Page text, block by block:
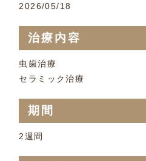
2026/05/18
治療内容
虫歯治療
セラミック治療
期間
2週間